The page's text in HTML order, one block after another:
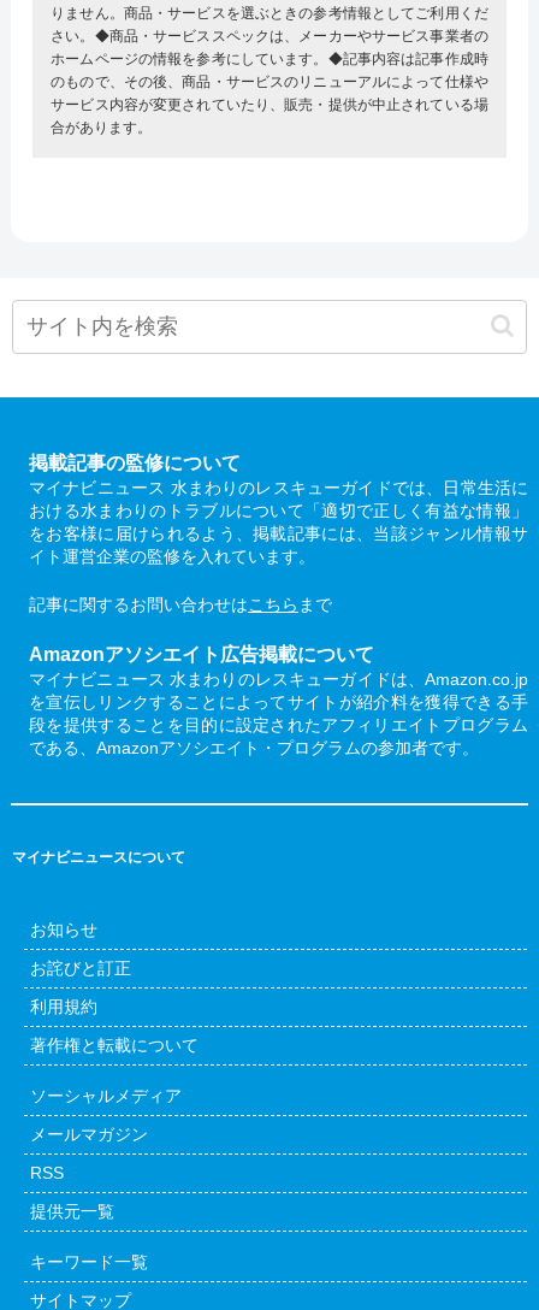
りません。商品・サービスを選ぶときの参考情報としてご利用くだ
さい。◆商品・サービススペックは、メーカーやサービス事業者の
ホームページの情報を参考にしています。◆記事内容は記事作成時
のもので、その後、商品・サービスのリニューアルによって仕様や
サービス内容が変更されていたり、販売・提供が中止されている場
合があります。
掲載記事の監修について
マイナビニュース 水まわりのレスキューガイドでは、日常生活に
おける水まわりのトラブルについて「適切で正しく有益な情報」
をお客様に届けられるよう、掲載記事には、当該ジャンル情報サ
イト運営企業の監修を入れています。
記事に関するお問い合わせはこちら まで
Amazonアソシエイト広告掲載について
マイナビニュース 水まわりのレスキューガイドは、Amazon.co.jp
を宣伝しリンクすることによってサイトが紹介料を獲得できる手
段を提供することを目的に設定されたアフィリエイトプログラム
である、Amazonアソシエイト・プログラムの参加者です。
マイナビニュースについて
お知らせ
お詫びと訂正
利用規約
著作権と転載について
ソーシャルメディア
メールマガジン
RSS
提供元一覧
キーワード一覧
サイトマップ